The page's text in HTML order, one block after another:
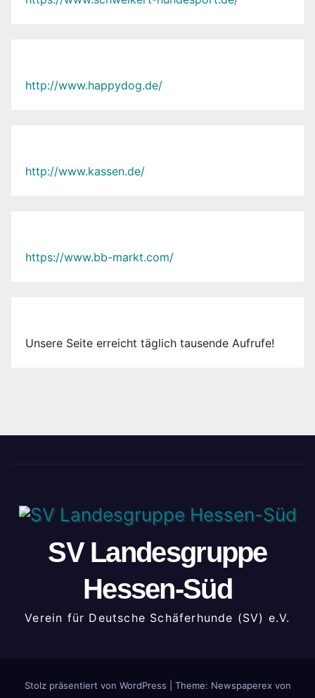
http://www.happydog.de/
http://www.kassen.de/
https://www.bb-markt.com/
Unsere Seite erreicht täglich tausende Aufrufe!
SV Landesgruppe
Hessen-Süd
Verein für Deutsche Schäferhunde (SV) e.V.
Stolz präsentiert von WordPress
Theme: Newspaperex von